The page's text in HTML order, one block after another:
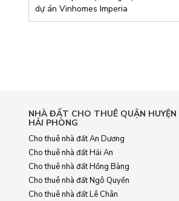
dự án Vinhomes Imperia
NHÀ ĐẤT CHO THUÊ QUẬN HUYỆN
HẢI PHÒNG
Cho thuê nhà đất An Dương
Cho thuê nhà đất Hải An
Cho thuê nhà đất Hồng Bàng
Cho thuê nhà đất Ngô Quyền
Cho thuê nhà đất Lê Chân